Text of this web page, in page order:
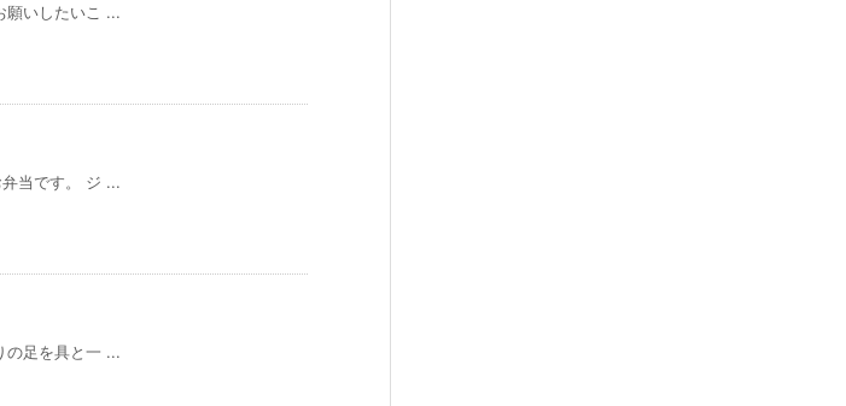
願いしたいこ ...
当です。 ジ ...
の足を具と一 ...